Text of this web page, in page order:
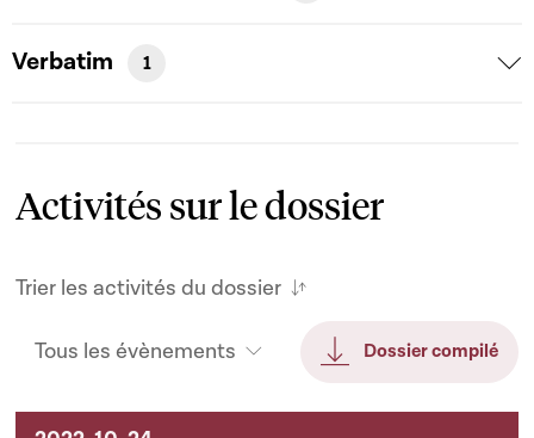
Verbatim 1
Activités sur le dossier
Trier les activités du dossier
Tous les évènements Dossier compilé
Activités sur le dossier